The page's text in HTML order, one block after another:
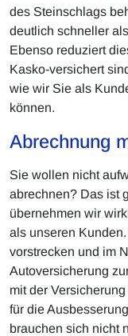
des Steinschlags
deutlich schneller
Ebenso reduziert
Kasko-versichert
wie wir Sie als
können.
Abrechnung
Sie wollen nicht
abrechnen? Das ist
übernehmen wir
als unseren
vorstrecken und im
Autoversicherung
mit der
für die
brauchen sich nicht